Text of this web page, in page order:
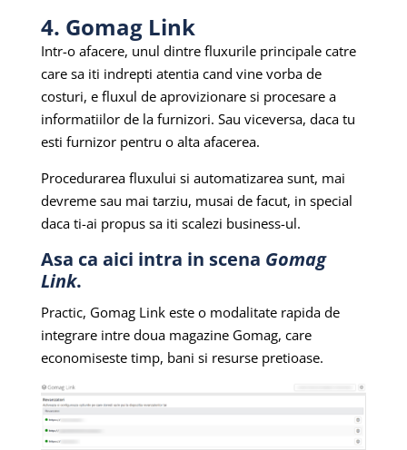
4. Gomag Link
Intr-o afacere, unul dintre fluxurile principale catre
care sa iti indrepti atentia cand vine vorba de
costuri, e fluxul de aprovizionare si procesare a
informatiilor de la furnizori. Sau viceversa, daca tu
esti furnizor pentru o alta afacerea.
Procedurarea fluxului si automatizarea sunt, mai
devreme sau mai tarziu, musai de facut, in special
daca ti-ai propus sa iti scalezi business-ul.
Asa ca aici intra in scena Gomag
Link.
Practic, Gomag Link este o modalitate rapida de
integrare intre doua magazine Gomag, care
economiseste timp, bani si resurse pretioase.